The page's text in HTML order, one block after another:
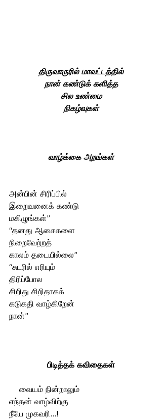
திருவாருரில் மாவட்டத்தில்
நான் கண்டுக் களித்த
சில உண்மை
நிகழ்வுகள்
வாழ்க்கை அறங்கள்
அன்பின் சிரிப்பில்
இறைவனைக் கண்டு
மகிழுங்கள்”
“தனது ஆசைகளை
நிறைவேற்றத்
காலம் தடையில்லை”
“சுடரில் எரியும்
திரிப்போல
சிறிது‌ சிறிதாகக்
கடுகதி வாழ்கிறேன்
நான்”
பிடித்தக் கவிதைகள்
வையம் நின்றாலும்
எந்தன் வாழ்விற்கு
நீயே முகவரி...!